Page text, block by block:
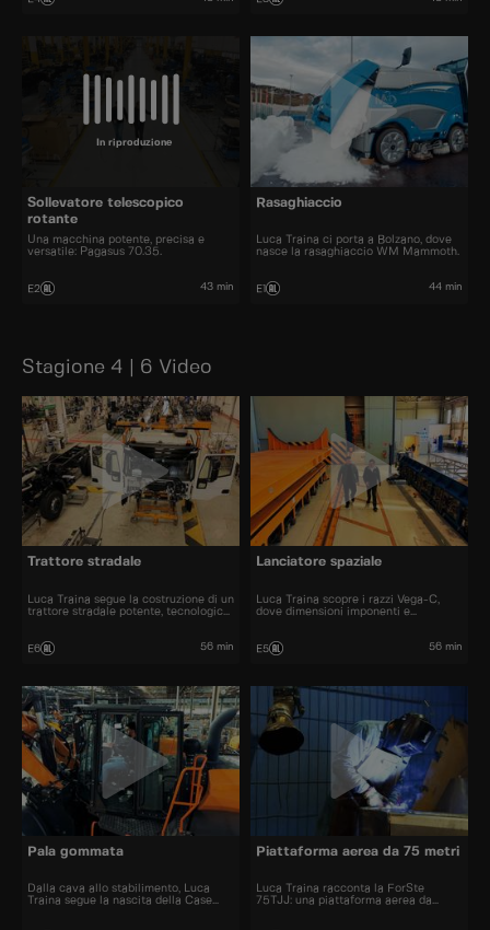
In riproduzione
Sollevatore telescopico
rotante
Una macchina potente, precisa e
versatile: Pagasus 70.35.
E2 43 min
Rasaghiaccio
Luca Traina ci porta a Bolzano, dove
nasce la rasaghiaccio WM Mammoth.
E1 44 min
Stagione 4 | 6 Video
Trattore stradale
Luca Traina segue la costruzione di un
trattore stradale potente, tecnologico
E6 56 min
Lanciatore spaziale
Luca Traina scopre i razzi Vega-C,
dove dimensioni imponenti e
E5 56 min
Pala gommata
Dalla cava allo stabilimento, Luca
Traina segue la nascita della Case
Piattaforma aerea da 75 metri
Luca Traina racconta la ForSte
75TJJ: una piattaforma aerea da